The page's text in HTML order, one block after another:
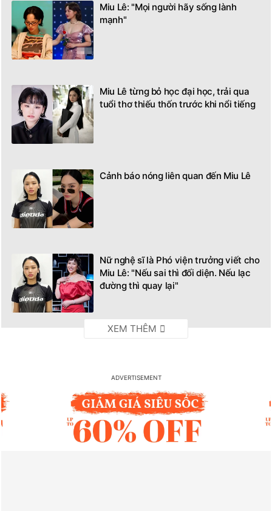
Miu Lê: "Mọi người hãy sống lành
mạnh"
Miu Lê từng bỏ học đại học, trải qua
tuổi thơ thiếu thốn trước khi nổi tiếng
Cảnh báo nóng liên quan đến Miu Lê
Nữ nghệ sĩ là Phó viện trưởng viết cho
Miu Lê: "Nếu sai thì đối diện. Nếu lạc
đường thì quay lại"